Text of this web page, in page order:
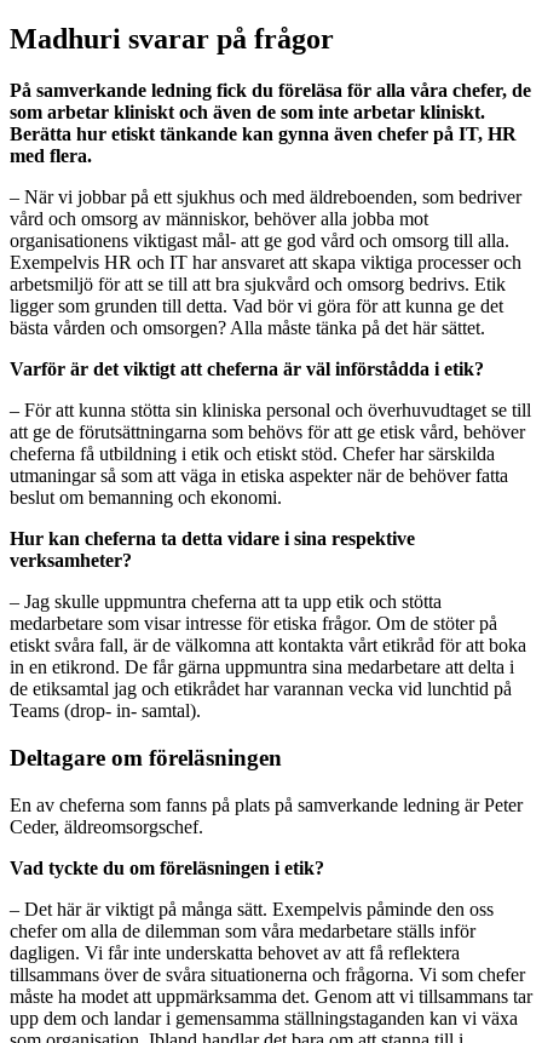
Madhuri svarar på frågor
På samverkande ledning fick du föreläsa för alla våra chefer, de
som arbetar kliniskt och även de som inte arbetar kliniskt.
Berätta hur etiskt tänkande kan gynna även chefer på IT, HR
med flera.
– När vi jobbar på ett sjukhus och med äldreboenden, som bedriver
vård och omsorg av människor, behöver alla jobba mot
organisationens viktigast mål- att ge god vård och omsorg till alla.
Exempelvis HR och IT har ansvaret att skapa viktiga processer och
arbetsmiljö för att se till att bra sjukvård och omsorg bedrivs. Etik
ligger som grunden till detta. Vad bör vi göra för att kunna ge det
bästa vården och omsorgen? Alla måste tänka på det här sättet.
Varför är det viktigt att cheferna är väl införstådda i etik?
– För att kunna stötta sin kliniska personal och överhuvudtaget se till
att ge de förutsättningarna som behövs för att ge etisk vård, behöver
cheferna få utbildning i etik och etiskt stöd. Chefer har särskilda
utmaningar så som att väga in etiska aspekter när de behöver fatta
beslut om bemanning och ekonomi.
Hur kan cheferna ta detta vidare i sina respektive
verksamheter?
– Jag skulle uppmuntra cheferna att ta upp etik och stötta
medarbetare som visar intresse för etiska frågor. Om de stöter på
etiskt svåra fall, är de välkomna att kontakta vårt etikråd för att boka
in en etikrond. De får gärna uppmuntra sina medarbetare att delta i
de etiksamtal jag och etikrådet har varannan vecka vid lunchtid på
Teams (drop- in- samtal).
Deltagare om föreläsningen
En av cheferna som fanns på plats på samverkande ledning är Peter
Ceder, äldreomsorgschef.
Vad tyckte du om föreläsningen i etik?
– Det här är viktigt på många sätt. Exempelvis påminde den oss
chefer om alla de dilemman som våra medarbetare ställs inför
dagligen. Vi får inte underskatta behovet av att få reflektera
tillsammans över de svåra situationerna och frågorna. Vi som chefer
måste ha modet att uppmärksamma det. Genom att vi tillsammans tar
upp dem och landar i gemensamma ställningstaganden kan vi växa